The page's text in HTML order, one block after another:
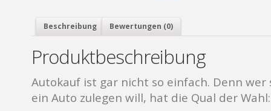
Beschreibung Bewertungen (0)
Produktbeschreibung
Autokauf ist gar nicht so einfach. Denn
ein Auto zulegen will, hat die Qual der Wahl: